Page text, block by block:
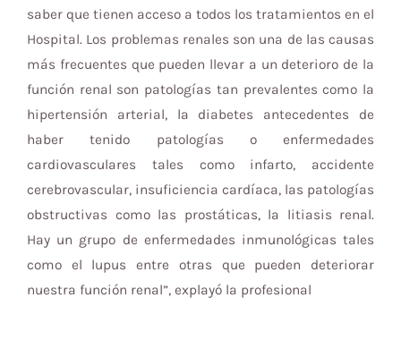
saber que tienen acceso a todos los tratamientos en el
Hospital. Los problemas renales son una de las causas
más frecuentes que pueden llevar a un deterioro de la
función renal son patologías tan prevalentes como la
hipertensión arterial, la diabetes antecedentes de
haber tenido patologías o enfermedades
cardiovasculares tales como infarto, accidente
cerebrovascular, insuficiencia cardíaca, las patologías
obstructivas como las prostáticas, la litiasis renal.
Hay un grupo de enfermedades inmunológicas tales
como el lupus entre otras que pueden deteriorar
nuestra función renal”, explayó la profesional